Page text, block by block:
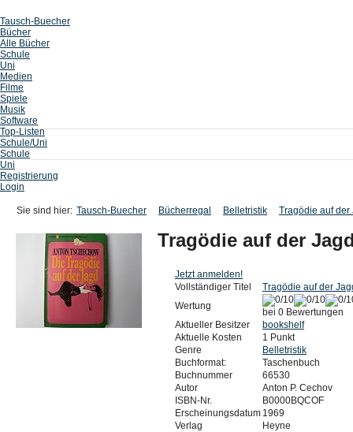
Tausch-Buecher
Bücher
Alle Bücher
Schule
Uni
Medien
Filme
Spiele
Musik
Software
Top-Listen
Schule/Uni
Schule
Uni
Registrierung
Login
Sie sind hier: Tausch-Buecher Bücherregal Belletristik Tragödie auf der
Tragödie auf der
Jetzt anmelden!
Vollständiger Titel
Tragödie auf der
Wertung
bei 0 Bewertungen
Aktueller Besitzer
bookshelf
Aktuelle Kosten
1 Punkt
Genre
Belletristik
Buchformat:
Taschenbuch
Buchnummer
66530
Autor
Anton P. Cechov
ISBN-Nr.
B0000BQCOF
Erscheinungsdatum 1969
Verlag
Heyne